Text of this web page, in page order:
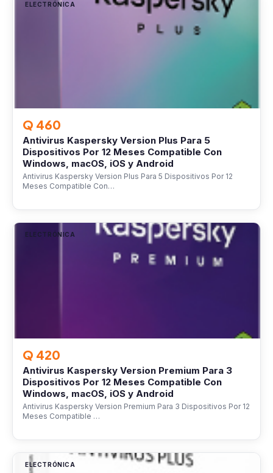
ELECTRÓNICA
Q 460
Antivirus Kaspersky Version Plus Para 5
Dispositivos Por 12 Meses Compatible Con
Windows, macOS, iOS y Android
Antivirus Kaspersky Version Plus Para 5 Dispositivos Por 12
Meses Compatible Con…
ELECTRÓNICA
Q 420
Antivirus Kaspersky Version Premium Para 3
Dispositivos Por 12 Meses Compatible Con
Windows, macOS, iOS y Android
Antivirus Kaspersky Version Premium Para 3 Dispositivos Por 12
Meses Compatible …
ELECTRÓNICA